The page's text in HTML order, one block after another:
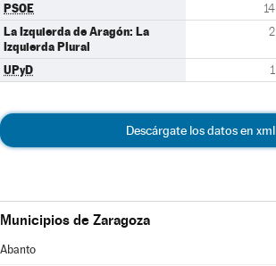
PSOE 14
La Izquierda de Aragón: La
Izquierda Plural
2
UPyD 1
Descárgate los datos en xml
Municipios de Zaragoza
Abanto